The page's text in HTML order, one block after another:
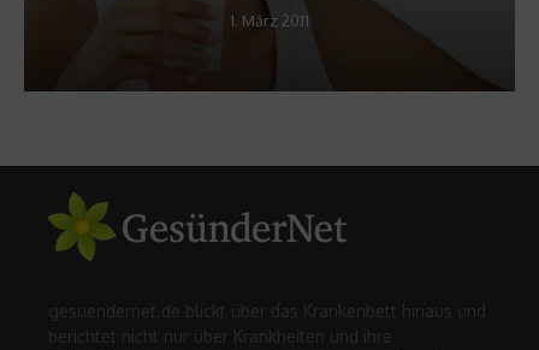
1. März 2011
gesuendernet.de blickt über das Krankenbett hinaus und
berichtet nicht nur über Krankheiten und ihre